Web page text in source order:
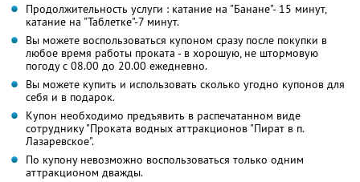
Продолжительность услуги : катание на "Банане"- 15 минут,
катание на "Таблетке"-7 минут.
Вы можете воспользоваться купоном сразу после покупки в
любое время работы проката - в хорошую, не штормовую
погоду с 08.00 до 20.00 ежедневно.
Вы можете купить и использовать сколько угодно купонов для
себя и в подарок.
Купон необходимо предъявить в распечатанном виде
сотруднику "Проката водных аттракционов "Пират в п.
Лазаревское".
По купону невозможно воспользоваться только одним
аттракционом дважды.